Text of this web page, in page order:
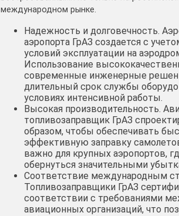
международном рынке.
Надежность и долговечность.
аэропорта ГрАЗ создается с
условий эксплуатации на
Использование
современные инженерные
длительный срок службы
условиях интенсивной работы.
Высокая производительность.
топливозаправщик ГрАЗ
образом, чтобы обеспечивать
эффективную заправку
важно для крупных аэропортов,
обернуться значительными
Соответствие международным
Топливозаправщики ГрАЗ
соответствии с требованиями
авиационных организаций, что